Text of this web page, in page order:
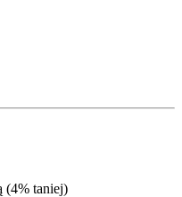
(4% taniej)